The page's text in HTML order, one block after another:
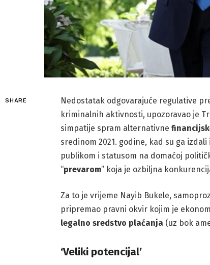
SHARE
Nedostatak odgovarajuće regulative
kriminalnih aktivnosti, upozoravao je
simpatije spram alternativne
sredinom 2021. godine, kad su ga
publikom i statusom na domaćoj
“prevarom” koja je ozbiljna
Za to je vrijeme Nayib Bukele,
pripremao pravni okvir kojim je
legalno sredstvo plaćanja (uz bok
‘Veliki potencijal’